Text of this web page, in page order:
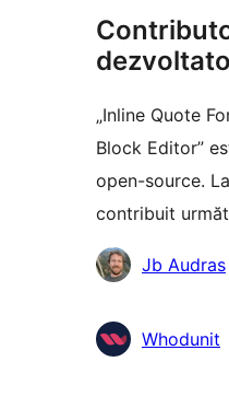
„Inline Quote
Block Editor”
open-source.
contribuit
Contributori
Jb Audras
Whodunit